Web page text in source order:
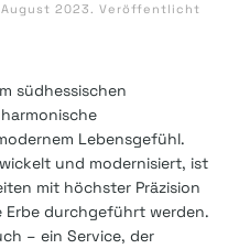
2023. Veröffentlicht
südhessischen
Lebensgefühl.
und modernisiert, ist
mit höchster Präzision
durchgeführt werden.
– ein Service, der